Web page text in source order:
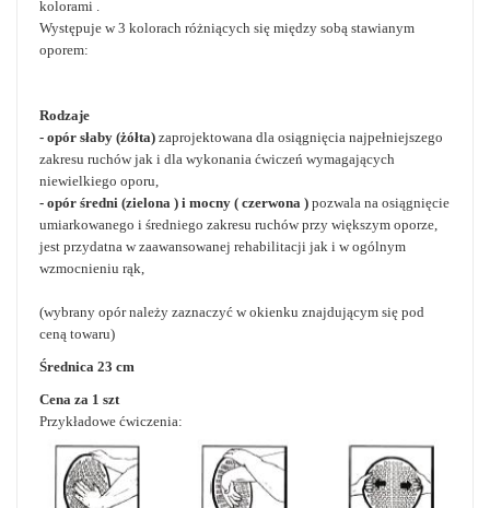
kolorami .
Występuje w 3 kolorach różniących się między sobą stawianym
oporem:
Rodzaje
- opór słaby (żółta) zaprojektowana dla osiągnięcia najpełniejszego
zakresu ruchów jak i dla wykonania ćwiczeń wymagających
niewielkiego oporu,
- opór średni (zielona ) i mocny ( czerwona ) pozwala na osiągnięcie
umiarkowanego i średniego zakresu ruchów przy większym oporze,
jest przydatna w zaawansowanej rehabilitacji jak i w ogólnym
wzmocnieniu rąk,
(wybrany opór należy zaznaczyć w okienku znajdującym się pod
ceną towaru)
Średnica 23 cm
Cena za 1 szt
Przykładowe ćwiczenia: